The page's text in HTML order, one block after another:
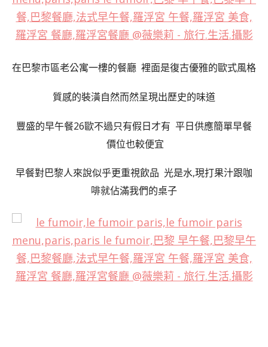
在巴黎市區老公寓一樓的餐廳 裡面是復古優雅的歐式風格
質感的裝潢自然而然呈現出歷史的味道
豐盛的早午餐26歐不過只有假日才有 平日供應簡單早餐
價位也較便宜
早餐對巴黎人來說似乎更重視飲品 光是水,現打果汁跟咖
啡就佔滿我們的桌子